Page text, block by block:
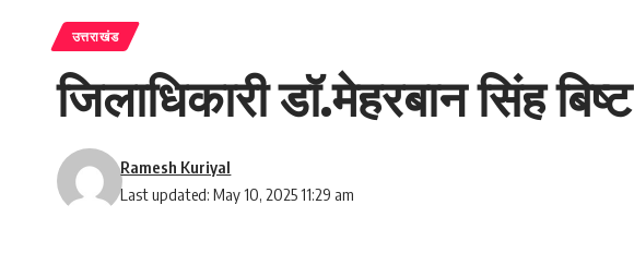
उत्तराखंड
जिलाधिकारी डॉ.मेहरबान सिंह
Last updated: May 10, 2025 11:29 am
Ramesh Kuriyal